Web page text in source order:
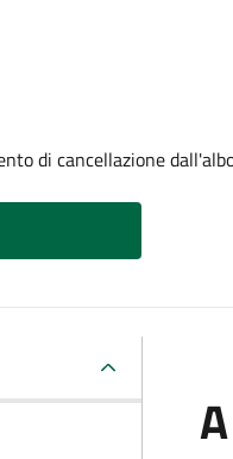
di cancellazione